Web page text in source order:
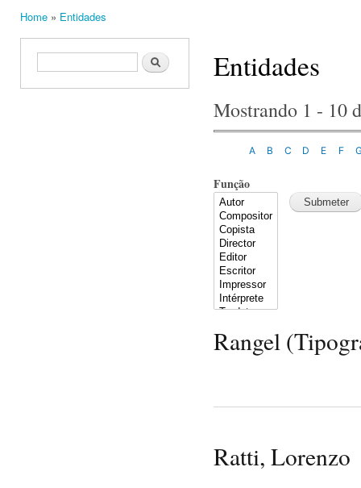
Home » Entidades
Search form Search Entidades
Mostrando 1 - 10
A B C D E F
Função
Rangel
Ratti, Lorenzo